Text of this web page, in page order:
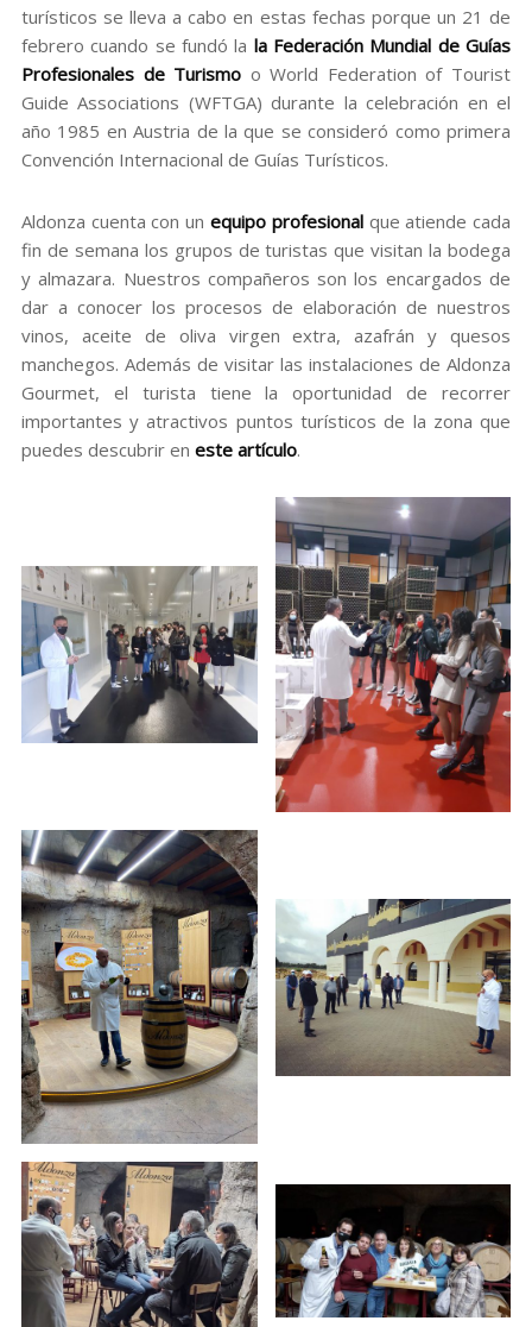
turísticos se lleva a cabo en estas fechas porque un 21 de
febrero cuando se fundó la la Federación Mundial de Guías
Profesionales de Turismo o World Federation of Tourist
Guide Associations (WFTGA) durante la celebración en el
año 1985 en Austria de la que se consideró como primera
Convención Internacional de Guías Turísticos.
Aldonza cuenta con un equipo profesionalque atiende cada
fin de semana los grupos de turistas que visitan la bodega
y almazara. Nuestros compañeros son los encargados de
dar a conocer los procesos de elaboración de nuestros
vinos, aceite de oliva virgen extra, azafrán y quesos
manchegos. Además de visitar las instalaciones de Aldonza
Gourmet, el turista tiene la oportunidad de recorrer
importantes y atractivos puntos turísticos de la zona que
puedes descubrir en este artículo.